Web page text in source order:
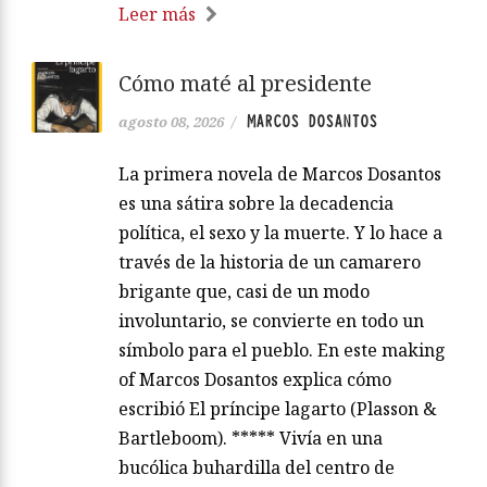
Leer más
Cómo maté al presidente
agosto 08, 2026 / MARCOS DOSANTOS
La primera novela de Marcos Dosantos
es una sátira sobre la decadencia
política, el sexo y la muerte. Y lo hace a
través de la historia de un camarero
brigante que, casi de un modo
involuntario, se convierte en todo un
símbolo para el pueblo. En este making
of Marcos Dosantos explica cómo
escribió El príncipe lagarto (Plasson &
Bartleboom). ***** Vivía en una
bucólica buhardilla del centro de